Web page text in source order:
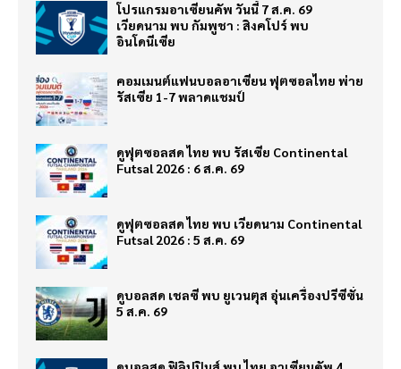
โปรแกรมอาเซียนคัพ วันนี้ 7 ส.ค. 69
เวียดนาม พบ กัมพูชา : สิงคโปร์ พบ
อินโดนีเซีย
คอมเมนต์แฟนบอลอาเซียน ฟุตซอลไทย พ่าย
รัสเซีย 1-7 พลาดแชมป์
ดูฟุตซอลสด ไทย พบ รัสเซีย Continental
Futsal 2026 : 6 ส.ค. 69
ดูฟุตซอลสด ไทย พบ เวียดนาม Continental
Futsal 2026 : 5 ส.ค. 69
ดูบอลสด เชลซี พบ ยูเวนตุส อุ่นเครื่องปรีซีซั่น
5 ส.ค. 69